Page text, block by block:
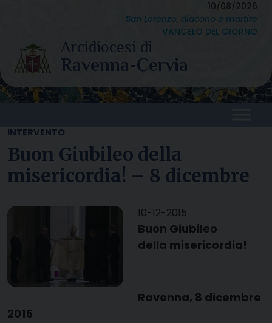
content
10/08/2026
San Lorenzo, diacono e martire
VANGELO DEL GIORNO
INTERVENTO
Buon Giubileo della
misericordia! – 8 dicembre
10-12-2015
Buon Giubileo
della misericordia!
Ravenna, 8 dicembre
2015